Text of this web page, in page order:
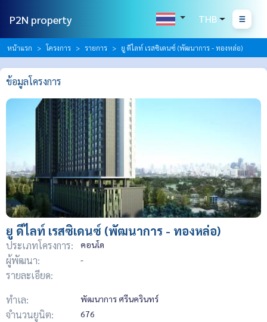
P2N property THB
หน้าแรก โครงการ รายการ ยู ดีไลท์ เรสซิเดนซ์ (พัฒนาการ - ทองหล่อ)
ข้อมูลโครงการ
ยู ดีไลท์ เรสซิเดนซ์ (พัฒนาการ - ทองหล่อ)
ประเภทโครงการ: คอนโด
ผู้พัฒนา: -
รายละเอียด:
ทำเล:
พัฒนาการ ศรีนครินทร์
จำนวนยูนิต: 676